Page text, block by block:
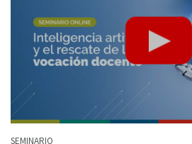
SEMINARIO